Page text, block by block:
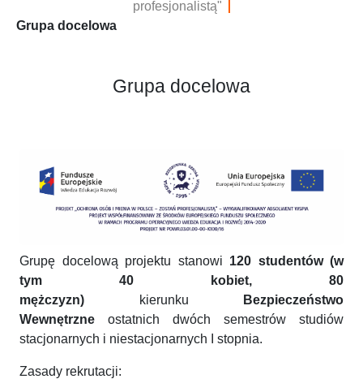
profesjonalistą"
Grupa docelowa
Grupa docelowa
Grupę docelową projektu stanowi 120 studentów (w
tym 40 kobiet, 80
mężczyzn) kierunku
Bezpieczeństwo
Wewnętrzne ostatnich dwóch semestrów studiów
stacjonarnych i niestacjonarnych I stopnia.
Zasady rekrutacji: